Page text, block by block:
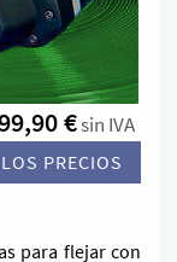
€sin IVA
PRECIOS
para flejar con